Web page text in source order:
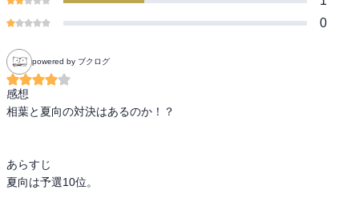
0
powered by ブクログ
感想
相葉と夏向の対決はあるのか！？
あらすじ
夏向は予選10位。